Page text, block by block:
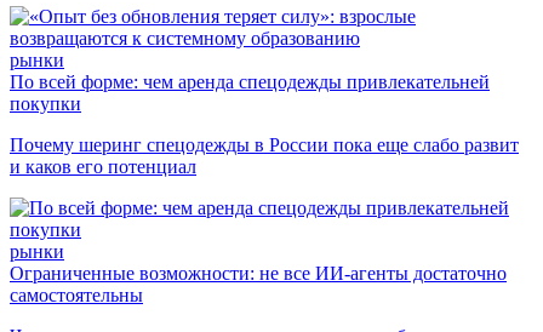
рынки
По всей форме: чем аренда спецодежды привлекательней
покупки
Почему шеринг спецодежды в России пока еще слабо развит
и каков его потенциал
рынки
Ограниченные возможности: не все ИИ-агенты достаточно
самостоятельны